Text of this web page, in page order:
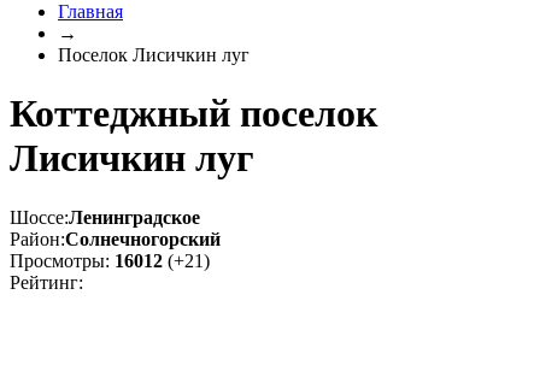
Главная
→
Поселок Лисичкин луг
Коттеджный поселок
Лисичкин луг
Шоссе:Ленинградское
Район:Солнечногорский
Просмотры: 16012 (+21)
Рейтинг: